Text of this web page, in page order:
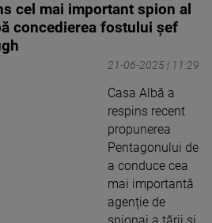
cel mai important spion al
concedierea fostului șef
21-06-2025 | 11:29
Casa Albă a
respins recent
propunerea
Pentagonului de
a conduce cea
mai importantă
agenție de